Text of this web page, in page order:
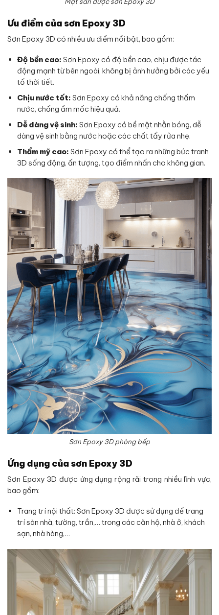
Ưu điểm của sơn Epoxy 3D
Sơn Epoxy 3D có nhiều ưu điểm nổi bật, bao gồm:
Độ bền cao: Sơn Epoxy có độ bền cao, chịu được tác
động mạnh từ bên ngoài, không bị ảnh hưởng bởi các yếu
tố thời tiết.
Chịu nước tốt: Sơn Epoxy có khả năng chống thấm
nước, chống ẩm mốc hiệu quả.
Dễ dàng vệ sinh: Sơn Epoxy có bề mặt nhẵn bóng, dễ
dàng vệ sinh bằng nước hoặc các chất tẩy rửa nhẹ.
Thẩm mỹ cao: Sơn Epoxy có thể tạo ra những bức tranh
3D sống động, ấn tượng, tạo điểm nhấn cho không gian.
Sơn Epoxy 3D phòng bếp
Ứng dụng của sơn Epoxy 3D
Sơn Epoxy 3D được ứng dụng rộng rãi trong nhiều lĩnh vực,
bao gồm:
Trang trí nội thất: Sơn Epoxy 3D được sử dụng để trang
trí sàn nhà, tường, trần,… trong các căn hộ, nhà ở, khách
sạn, nhà hàng,…